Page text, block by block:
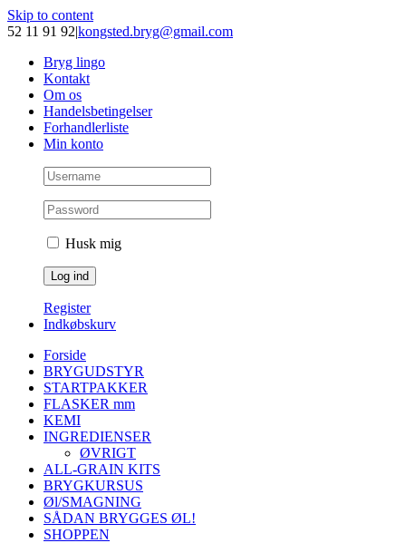
Skip to content
52 11 91 92|kongsted.bryg@gmail.com
Bryg lingo
Kontakt
Om os
Handelsbetingelser
Forhandlerliste
Min konto
Husk mig
Register
Indkøbskurv
Forside
BRYGUDSTYR
STARTPAKKER
FLASKER mm
KEMI
INGREDIENSER
ØVRIGT
ALL-GRAIN KITS
BRYGKURSUS
Øl/SMAGNING
SÅDAN BRYGGES ØL!
SHOPPEN